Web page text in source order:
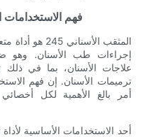
- فهم الاستخدامات
المثقب
إجراءات طب الأسنان. وهو
علاجات الأسنان، بما في
أمر بالغ الأهمية لكل